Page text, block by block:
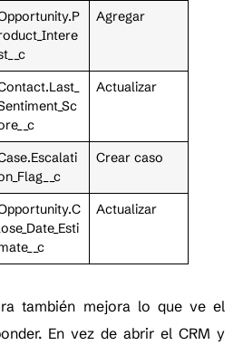
Agregar
Actualizar
Crear caso
Actualizar
también mejora lo que ve el
En vez de abrir el CRM y